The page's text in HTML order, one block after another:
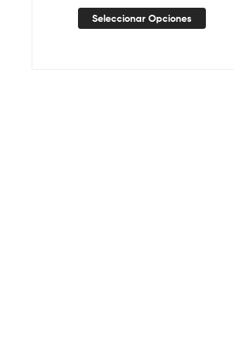
Seleccionar Opciones